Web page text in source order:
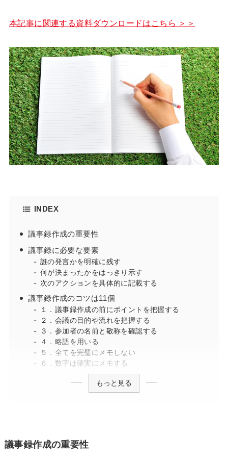
本記事に関連する資料ダウンロードはこちら ＞＞
INDEX
議事録作成の重要性
議事録に必要な要素
誰の発言かを明確に残す
何が決まったかをはっきり示す
次のアクションを具体的に記載する
議事録作成のコツは11個
１．議事録作成の前にポイントを把握する
２．会議の目的や流れを把握する
３．参加者の名前と敬称を確認する
４．略語を用いる
５．全てを完璧にメモしない
６．数字は確実にメモする
もっと見る
議事録作成の重要性